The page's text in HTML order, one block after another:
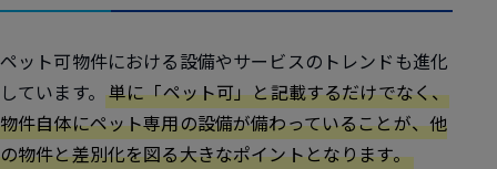
ペット可物件における設備やサービスのトレンドも進化
しています。 単に「ペット可」と記載するだけでなく、
物件自体にペット専用の設備が備わっていることが、他
の物件と差別化を図る大きなポイントとなります。